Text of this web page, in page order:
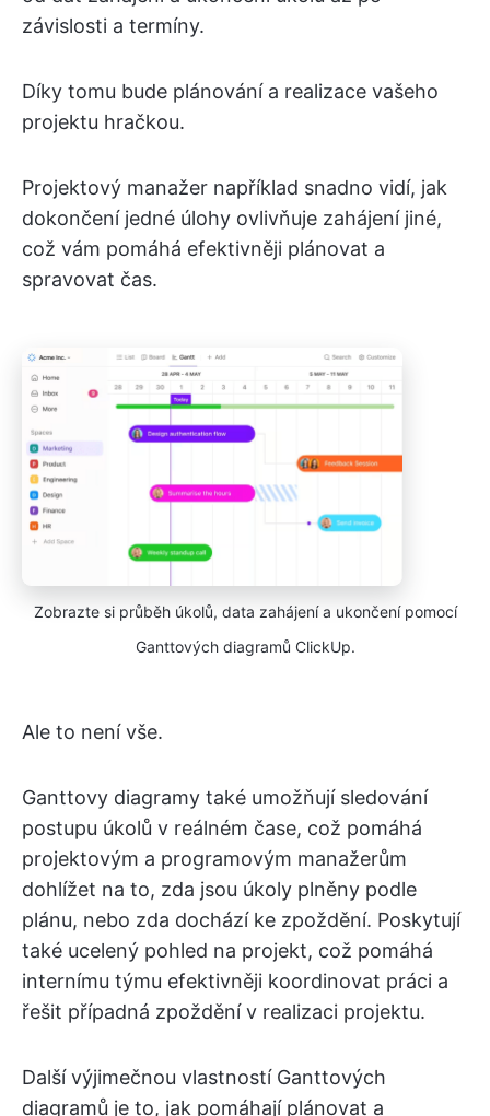
závislosti a termíny.
Díky tomu bude plánování a realizace vašeho
projektu hračkou.
Projektový manažer například snadno vidí, jak
dokončení jedné úlohy ovlivňuje zahájení jiné,
což vám pomáhá efektivněji plánovat a
spravovat čas.
Zobrazte si průběh úkolů, data zahájení a ukončení pomocí
Ganttových diagramů ClickUp.
Ale to není vše.
Ganttovy diagramy také umožňují sledování
postupu úkolů v reálném čase, což pomáhá
projektovým a programovým manažerům
dohlížet na to, zda jsou úkoly plněny podle
plánu, nebo zda dochází ke zpoždění. Poskytují
také ucelený pohled na projekt, což pomáhá
internímu týmu efektivněji koordinovat práci a
řešit případná zpoždění v realizaci projektu.
Další výjimečnou vlastností Ganttových
diagramů je to, jak pomáhají plánovat a